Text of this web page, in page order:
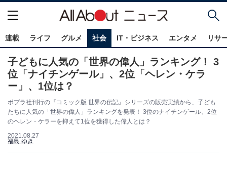
連載 ライフ グルメ 社会 IT・ビジネス エンタメ リサ
子どもに人気の「世界の偉人」ランキング！ 3
位「ナイチンゲール」、2位「ヘレン・ケラ
ー」、1位は？
ポプラ社刊行の『コミック版 世界の伝記』シリーズの販売実績から、子ども
たちに人気の「世界の偉人」ランキングを発表！ 3位のナイチンゲール、2位
のヘレン・ケラーを抑えて1位を獲得した偉人とは？
2021.08.27
福島 ゆき